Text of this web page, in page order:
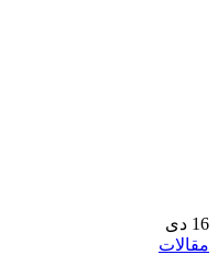
16 دی
مقالات